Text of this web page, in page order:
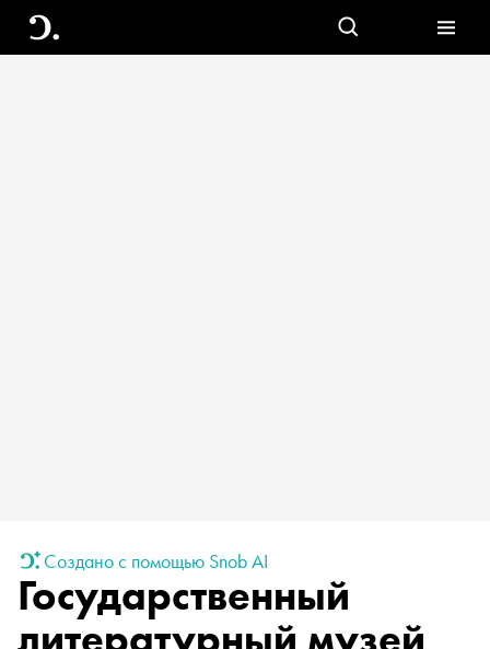
Создано с помощью Snob AI
Государственный